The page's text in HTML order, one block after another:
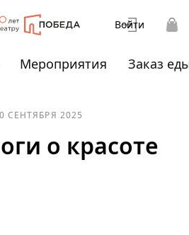
Войти
Мероприятия Заказ
СЕНТЯБРЯ 2025
о красоте